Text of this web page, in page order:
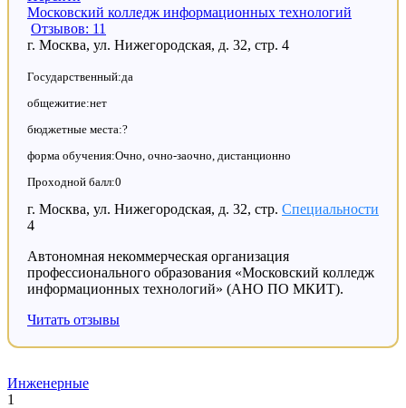
Московский колледж информационных технологий
Отзывов: 11
г. Москва, ул. Нижегородская, д. 32, стр. 4
Государственный:да
общежитие:нет
бюджетные места:?
форма обучения:Очно, очно-заочно, дистанционно
Проходной балл:0
Специальности
г. Москва, ул. Нижегородская, д. 32, стр.
4
Автономная некоммерческая организация
профессионального образования «Московский колледж
информационных технологий» (АНО ПО МКИТ).
Читать отзывы
Инженерные
1